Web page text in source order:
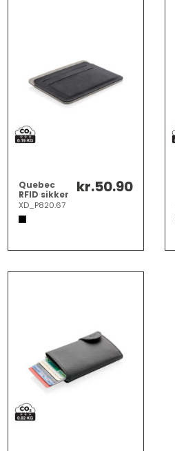
Quebec
RFID sikker
kort
holder
XD_P820.67
kr.50.90